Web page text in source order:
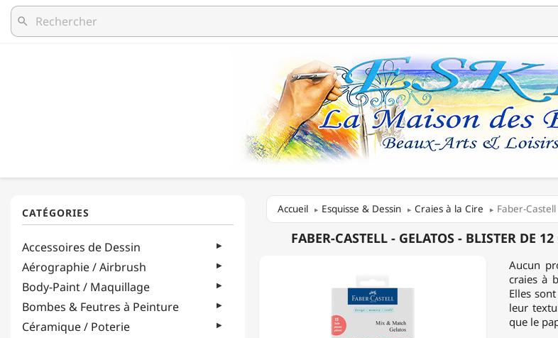
search
Accessoires de Dessin
Aérographie / Airbrush
Body-Paint / Maquillage
Bombes & Feutres à Peinture
Céramique / Poterie
Accueil Esquisse & Dessin Craies à la Cire Faber-
FABER-
FABER-CASTELL - GELATOS - BLISTER DE
Aucun
craies à
Elles
leur
que le